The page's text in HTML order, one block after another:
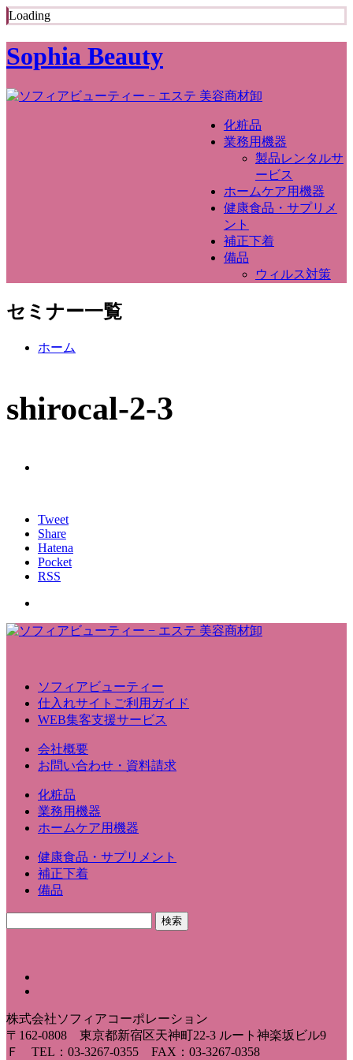
Loading
Sophia Beauty
化粧品
業務用機器
製品レンタルサ
ービス
ホームケア用機器
健康食品・サプリメ
ント
補正下着
備品
ウィルス対策
セミナー一覧
ホーム
shirocal-2-3
Tweet
Share
Hatena
Pocket
RSS
ソフィアビューティー
仕入れサイトご利用ガイド
WEB集客支援サービス
会社概要
お問い合わせ・資料請求
化粧品
業務用機器
ホームケア用機器
健康食品・サプリメント
補正下着
備品
株式会社ソフィアコーポレーション
〒162-0808 東京都新宿区天神町22-3 ルート神楽坂ビル9
Ｆ TEL：03-3267-0355 FAX：03-3267-0358